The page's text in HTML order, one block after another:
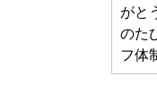
がと
のた
フ体